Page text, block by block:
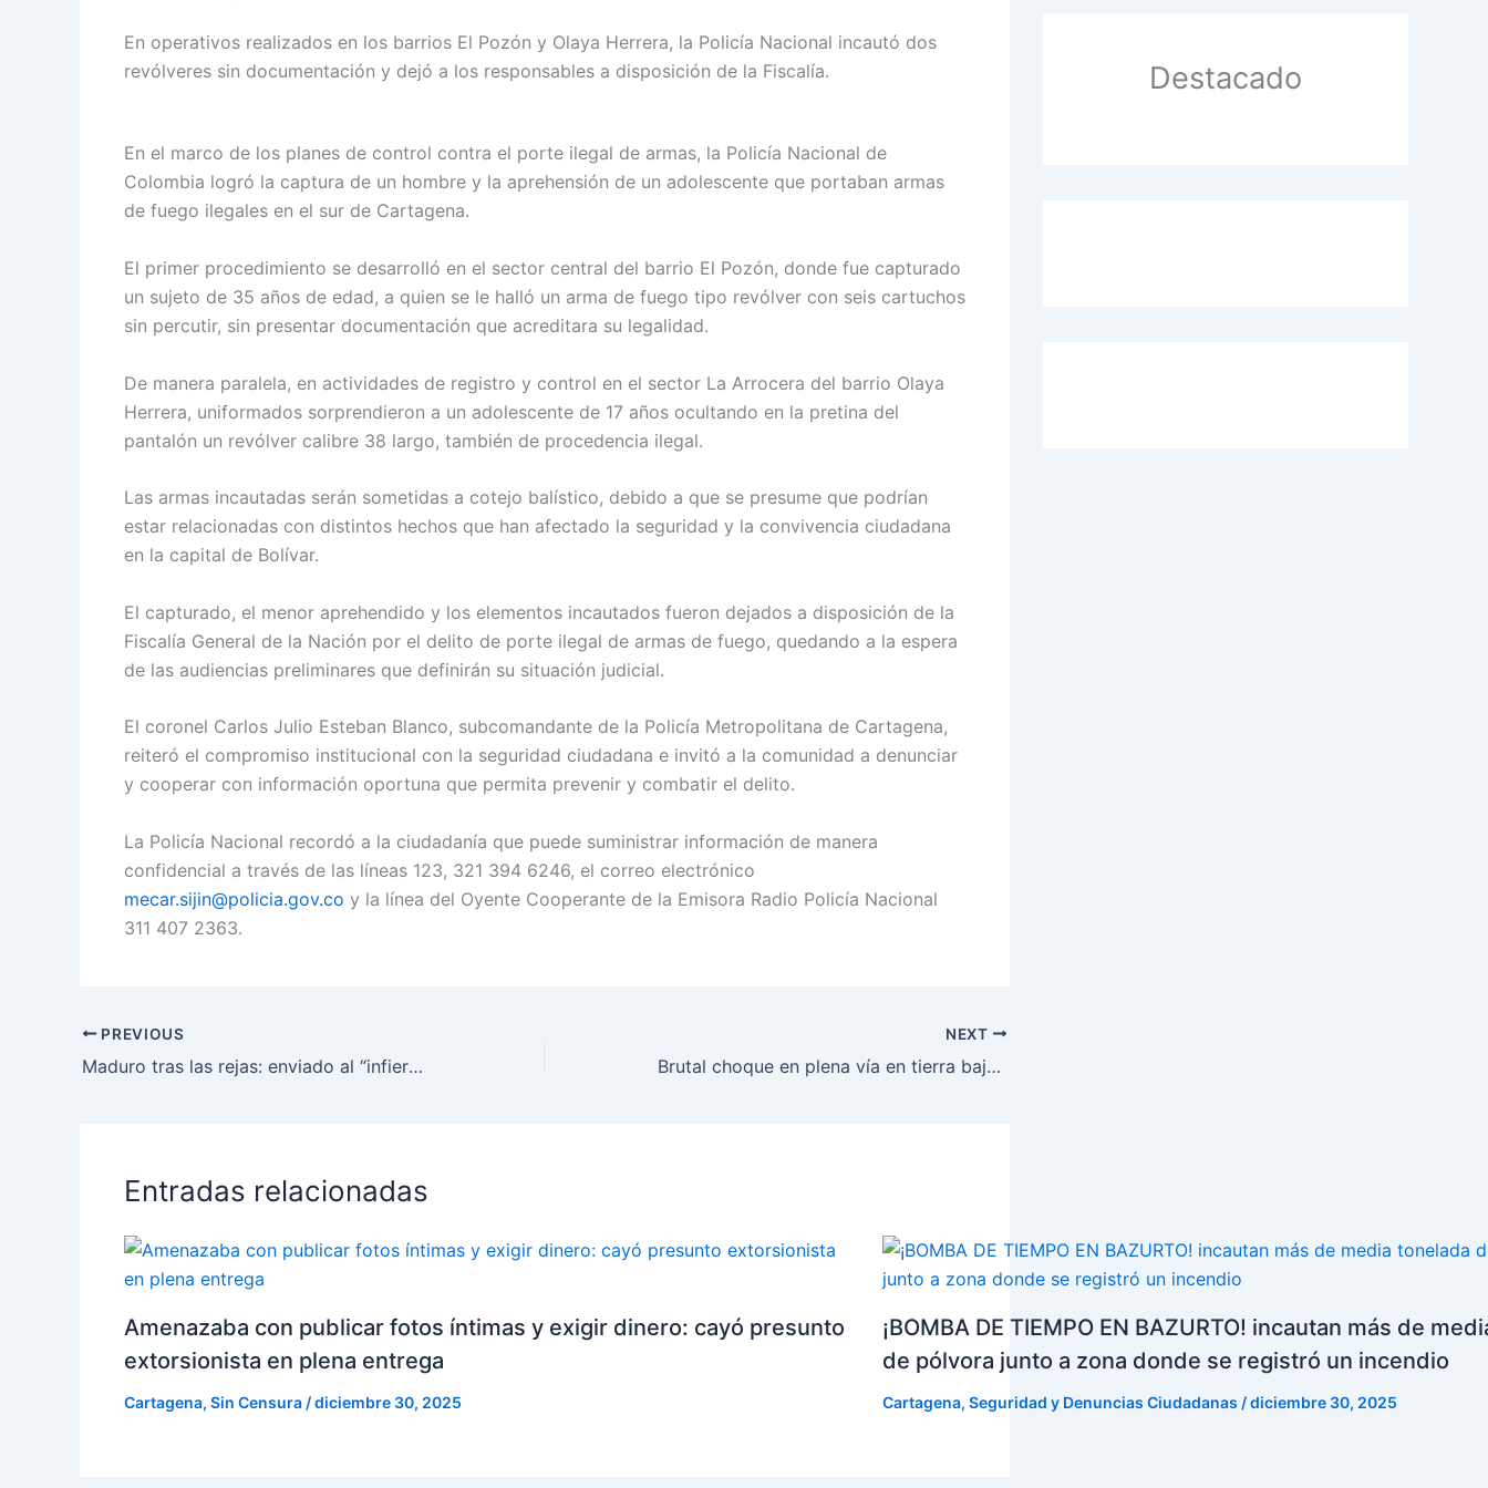
En operativos realizados en los barrios El Pozón y Olaya Herrera, la Policía Nacional incautó dos
revólveres sin documentación y dejó a los responsables a disposición de la Fiscalía.
En el marco de los planes de control contra el porte ilegal de armas, la Policía Nacional de
Colombia logró la captura de un hombre y la aprehensión de un adolescente que portaban armas
de fuego ilegales en el sur de Cartagena.
El primer procedimiento se desarrolló en el sector central del barrio El Pozón, donde fue capturado
un sujeto de 35 años de edad, a quien se le halló un arma de fuego tipo revólver con seis cartuchos
sin percutir, sin presentar documentación que acreditara su legalidad.
De manera paralela, en actividades de registro y control en el sector La Arrocera del barrio Olaya
Herrera, uniformados sorprendieron a un adolescente de 17 años ocultando en la pretina del
pantalón un revólver calibre 38 largo, también de procedencia ilegal.
Las armas incautadas serán sometidas a cotejo balístico, debido a que se presume que podrían
estar relacionadas con distintos hechos que han afectado la seguridad y la convivencia ciudadana
en la capital de Bolívar.
El capturado, el menor aprehendido y los elementos incautados fueron dejados a disposición de la
Fiscalía General de la Nación por el delito de porte ilegal de armas de fuego, quedando a la espera
de las audiencias preliminares que definirán su situación judicial.
El coronel Carlos Julio Esteban Blanco, subcomandante de la Policía Metropolitana de Cartagena,
reiteró el compromiso institucional con la seguridad ciudadana e invitó a la comunidad a denunciar
y cooperar con información oportuna que permita prevenir y combatir el delito.
La Policía Nacional recordó a la ciudadanía que puede suministrar información de manera
confidencial a través de las líneas 123, 321 394 6246, el correo electrónico
mecar.sijin@policia.gov.co y la línea del Oyente Cooperante de la Emisora Radio Policía Nacional
311 407 2363.
PREVIOUS
Maduro tras las rejas: enviado al “infierno en la tierra” de nueva york
NEXT
Brutal choque en plena vía en tierra baja desata pánico entre habitantes
Entradas relacionadas
Amenazaba con publicar fotos íntimas y exigir dinero: cayó presunto
extorsionista en plena entrega
Cartagena, Sin Censura /diciembre 30, 2025
¡BOMBA DE TIEMPO EN BAZURTO! incautan más de
de pólvora junto a zona donde se registró un incendio
Cartagena, Seguridad y Denuncias Ciudadanas /diciembre 30, 2025
Destacado